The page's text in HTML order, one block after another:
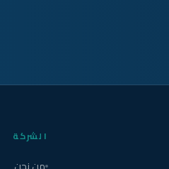
الشركة